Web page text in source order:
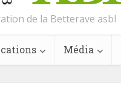
de la Betterave asbl
Média